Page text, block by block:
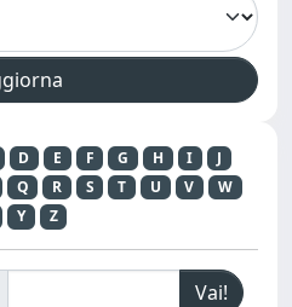
D E F G H I
J
Q R S T U V
W
Y Z